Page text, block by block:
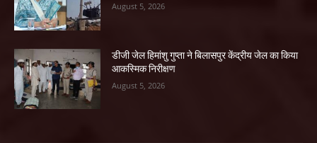
August 5, 2026
डीजी जेल हिमांशु गुप्ता ने बिलासपुर केंद्रीय जेल का किया
आकस्मिक निरीक्षण
August 5, 2026